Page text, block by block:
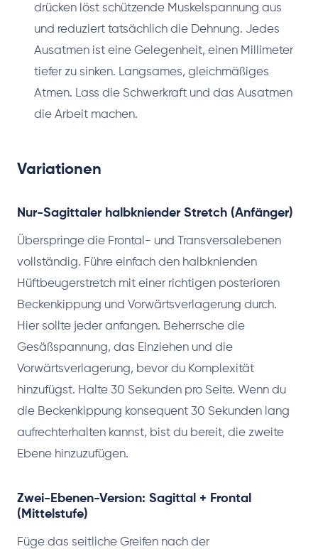
drücken löst schützende Muskelspannung aus
und reduziert tatsächlich die Dehnung. Jedes
Ausatmen ist eine Gelegenheit, einen Millimeter
tiefer zu sinken. Langsames, gleichmäßiges
Atmen. Lass die Schwerkraft und das Ausatmen
die Arbeit machen.
Variationen
Nur-Sagittaler halbkniender Stretch (Anfänger)
Überspringe die Frontal- und Transversalebenen
vollständig. Führe einfach den halbknienden
Hüftbeugerstretch mit einer richtigen posterioren
Beckenkippung und Vorwärtsverlagerung durch.
Hier sollte jeder anfangen. Beherrsche die
Gesäßspannung, das Einziehen und die
Vorwärtsverlagerung, bevor du Komplexität
hinzufügst. Halte 30 Sekunden pro Seite. Wenn du
die Beckenkippung konsequent 30 Sekunden lang
aufrechterhalten kannst, bist du bereit, die zweite
Ebene hinzuzufügen.
Zwei-Ebenen-Version: Sagittal + Frontal
(Mittelstufe)
Füge das seitliche Greifen nach der